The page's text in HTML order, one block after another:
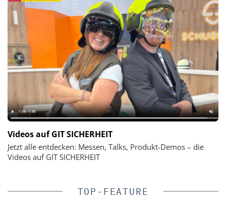
Videos auf GIT SICHERHEIT
Jetzt alle entdecken: Messen, Talks, Produkt-Demos – die
Videos auf GIT SICHERHEIT
TOP-FEATURE